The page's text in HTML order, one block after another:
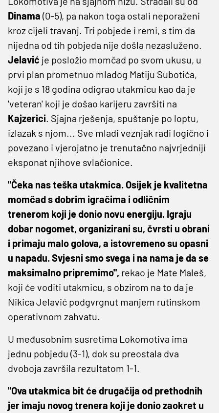
Dinama (0-5), pa nakon toga ostali neporaženi
kroz cijeli travanj. Tri pobjede i remi, s tim da
nijedna od tih pobjeda nije došla nezasluženo.
Jelavić je posložio momčad po svom ukusu, u
prvi plan prometnuo mladog Matiju Subotića,
koji je s 18 godina odigrao utakmicu kao da je
'veteran' koji je došao karijeru završiti na
Kajzerici. Sjajna rješenja, spuštanje po loptu,
izlazak s njom... Sve mladi veznjak radi logično i
povezano i vjerojatno je trenutačno najvrjedniji
eksponat njihove svlačionice.
"Čeka nas teška utakmica. Osijek je kvalitetna
momčad s dobrim igračima i odličnim
trenerom koji je donio novu energiju. Igraju
dobar nogomet, organizirani su, čvrsti u obrani
i primaju malo golova, a istovremeno su opasni
u napadu. Svjesni smo svega i na nama je da se
maksimalno pripremimo", rekao je Mate Maleš,
koji će voditi utakmicu, s obzirom na to da je
Nikica Jelavić podgvrgnut manjem rutinskom
operativnom zahvatu.
U međusobnim susretima Lokomotiva ima
jednu pobjedu (3-1), dok su preostala dva
dvoboja završila rezultatom 1-1.
"Ova utakmica bit će drugačija od prethodnih
jer imaju novog trenera koji je donio zaokret u